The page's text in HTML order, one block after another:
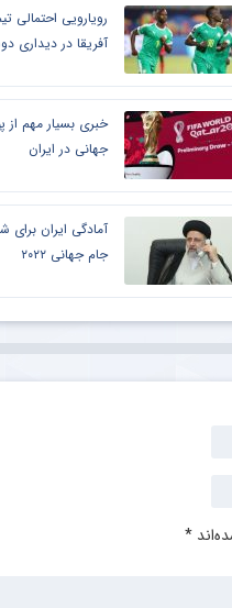
رویارویی احتمالی
آفریقا در دیداری
خبری بسیار مهم
جهانی در ایران
آمادگی ایران برای
جام جهانی ۲۰۲۲
*